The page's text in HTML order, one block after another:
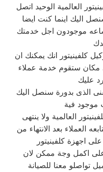
العالمية الوحيد اتصل
اليك اينما كنت ايضا
موجودون اجل خدمتك
كلفينيتور انك يمكنك ان
ستقوم خدمة عملاء
عليك
الذى بدورة سنصل اليك
موجود فية
العالمية ولا ينتهى
العملاء بعد الانتهاء من
اجهزة كلفينيتور
اكمل وجة ممكن لان
تواصلو معنا للصيانة